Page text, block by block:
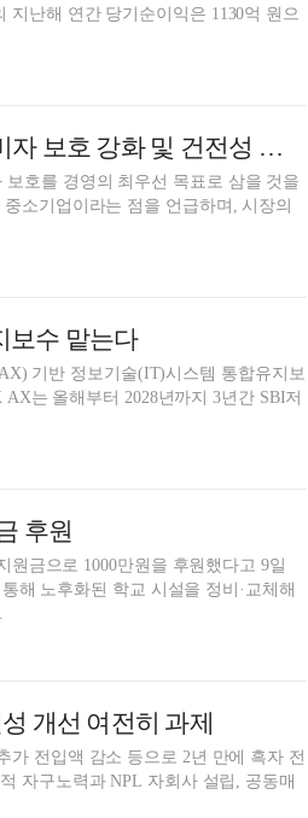
지난해 연간 당기순이익은 1130억 원으
이찬진 금감원장 "저축은행, 금융소비자 보호 강화 및 건전성 회복 필요해" [금감원장-금융사 CEO 간담회]
호를 경영의 최우선 목표로 삼을 것을
소기업이라는 점을 언급하며, 시장의
보수 맡는다
기반 정보기술(IT)시스템 통합유지보
는 올해부터 2028년까지 3년간 SBI저
후원
금으로 1000만원을 후원했다고 9일
해 노후화된 학교 시설을 정비·교체해
개선 여전히 과제
가 전입액 감소 등으로 2년 만에 흑자 전
자구노력과 NPL 자회사 설립, 공동매